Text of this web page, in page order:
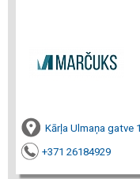
Kārļa Ulmaņa gatve
+371 26184929